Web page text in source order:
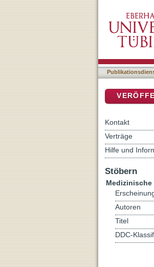
Kontakt
Verträge
Hilfe und
Stöbern
Autoren
Titel
DDC-